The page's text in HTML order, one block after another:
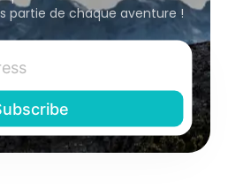
partie de chaque aventure !